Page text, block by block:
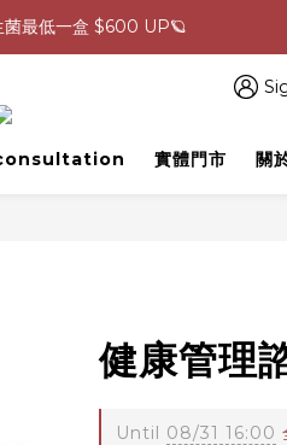
$2000結帳88折💖
理組限時優惠✨
實體門市 關
健康管理
Until 08/31 16:00